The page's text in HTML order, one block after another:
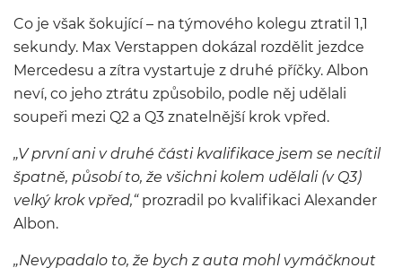
Co je však šokující – na týmového kolegu ztratil 1,1
sekundy. Max Verstappen dokázal rozdělit jezdce
Mercedesu a zítra vystartuje z druhé příčky. Albon
neví, co jeho ztrátu způsobilo, podle něj udělali
soupeři mezi Q2 a Q3 znatelnější krok vpřed.
„V první ani v druhé části kvalifikace jsem se necítil
špatně, působí to, že všichni kolem udělali (v Q3)
velký krok vpřed,“ prozradil po kvalifikaci Alexander
Albon.
„Nevypadalo to, že bych z auta mohl vymáčknout